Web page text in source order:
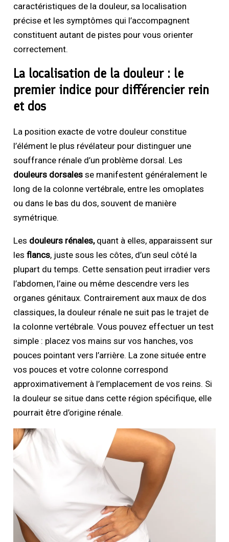
caractéristiques de la douleur, sa localisation
précise et les symptômes qui l’accompagnent
constituent autant de pistes pour vous orienter
correctement.
La localisation de la douleur : le
premier indice pour différencier rein
et dos
La position exacte de votre douleur constitue
l’élément le plus révélateur pour distinguer une
souffrance rénale d’un problème dorsal. Les
douleurs dorsales se manifestent généralement le
long de la colonne vertébrale, entre les omoplates
ou dans le bas du dos, souvent de manière
symétrique.
Les douleurs rénales,quant à elles, apparaissent sur
lesflancs, juste sous les côtes, d’un seul côté la
plupart du temps. Cette sensation peut irradier vers
l’abdomen, l’aine ou même descendre vers les
organes génitaux. Contrairement aux maux de dos
classiques, la douleur rénale ne suit pas le trajet de
la colonne vertébrale. Vous pouvez effectuer un test
simple : placez vos mains sur vos hanches, vos
pouces pointant vers l’arrière. La zone située entre
vos pouces et votre colonne correspond
approximativement à l’emplacement de vos reins. Si
la douleur se situe dans cette région spécifique, elle
pourrait être d’origine rénale.